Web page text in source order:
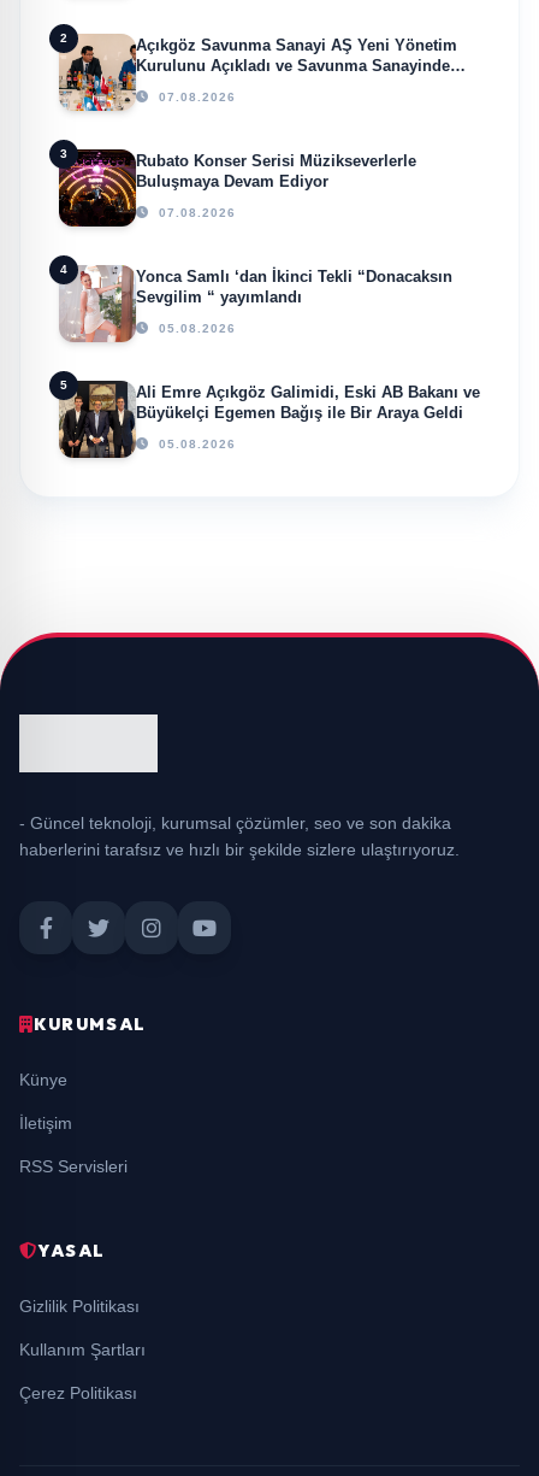
2
Açıkgöz Savunma Sanayi AŞ Yeni Yönetim
Kurulunu Açıkladı ve Savunma Sanayinde
07.08.2026
3
Rubato Konser Serisi Müzikseverlerle
Buluşmaya Devam Ediyor
07.08.2026
4
Yonca Samlı ‘dan İkinci Tekli “Donacaksın
Sevgilim “ yayımlandı
05.08.2026
5
Ali Emre Açıkgöz Galimidi, Eski AB Bakanı ve
Büyükelçi Egemen Bağış ile Bir Araya Geldi
05.08.2026
- Güncel teknoloji, kurumsal çözümler, seo ve son dakika
haberlerini tarafsız ve hızlı bir şekilde sizlere ulaştırıyoruz.
KURUMSAL
Künye
İletişim
RSS Servisleri
YASAL
Gizlilik Politikası
Kullanım Şartları
Çerez Politikası